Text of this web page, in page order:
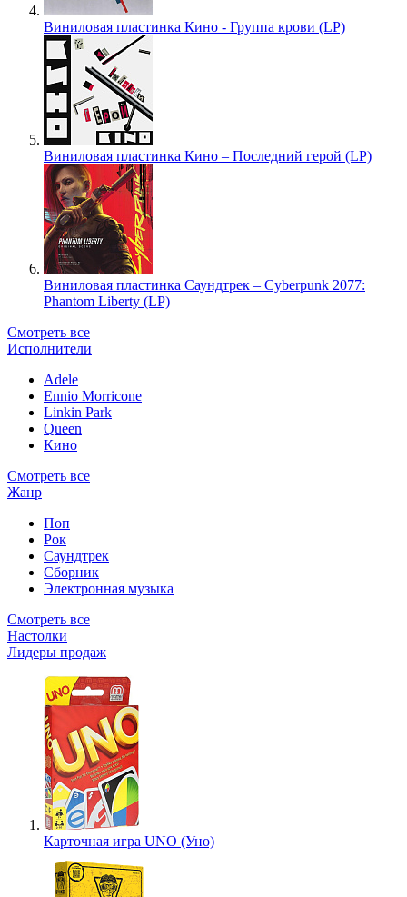
Виниловая пластинка Кино - Группа крови (LP)
Виниловая пластинка Кино – Последний герой (LP)
Виниловая пластинка Саундтрек – Cyberpunk 2077:
Phantom Liberty (LP)
Смотреть все
Исполнители
Adele
Ennio Morricone
Linkin Park
Queen
Кино
Смотреть все
Жанр
Поп
Рок
Саундтрек
Сборник
Электронная музыка
Смотреть все
Настолки
Лидеры продаж
Карточная игра UNO (Уно)